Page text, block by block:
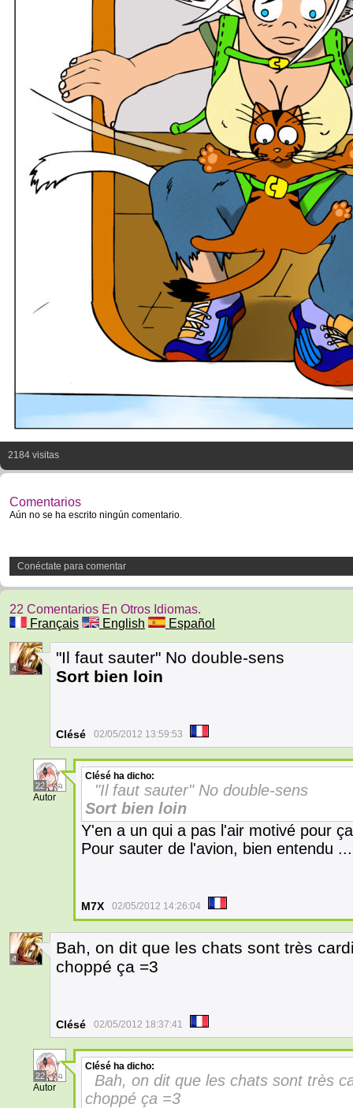
2184 visitas
Comentarios
Aún no se ha escrito ningún comentario.
Conéctate para comentar
22 Comentarios En Otros Idiomas.
Français
English Español
4
"Il faut sauter" No double-sens
Sort bien loin
Clésé 02/05/2012 13:59:53
22
Autor
Clésé ha dicho:
"Il faut sauter" No double-sens
Sort bien loin
Y'en a un qui a pas l'air motivé pour
Pour sauter de l'avion, bien entendu
M7X 02/05/2012 14:26:04
4
Bah, on dit que les chats sont très
choppé ça =3
Clésé 02/05/2012 18:37:41
22
Autor
Clésé ha dicho:
Bah, on dit que les chats sont très
choppé ça =3